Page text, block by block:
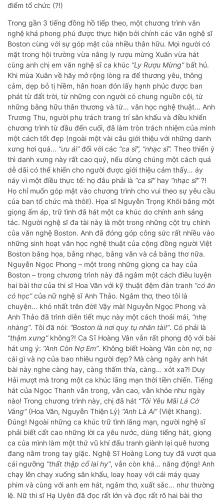
điểm tổ chức (?!)
Trong gần 3 tiếng đồng hồ tiếp theo, một chương trình văn
nghệ khá phong phú được thực hiện bởi chính các văn nghệ sĩ
Boston cùng với sự góp mặt của nhiều thân hữu. Mọi người có
mặt trong hội trường vừa nâng ly rượu mừng Xuân vừa hát
cùng anh chị em văn nghệ sĩ ca khúc “Ly Rượu Mừng”bất hủ.
Khi mùa Xuân về hãy mở rộng lòng ra để thương yêu, thông
cảm, dẹp bỏ tị hiềm, hân hoan đón lấy hạnh phúc được ban
phát từ đất trời, từ những con người có chung nguồn cội, từ
những bằng hữu thân thương và từ… văn học nghệ thuật… Anh
Trương Thu, người phụ trách trang trí sân khấu và điều khiển
chương trình từ đầu đến cuối, đã làm tròn trách nhiệm của mình
một cách tốt đẹp (ngoài một vài câu giới thiệu với những danh
xưng hơi quá… “ưu ái”đối với các “ca sĩ”, “nhạc sĩ”. Theo thiển ý
thì danh xưng này rất cao quý, nếu dùng chúng một cách quá
dễ dãi có thể khiến cho người được giới thiệu cảm thấy… áy
náy vì một điều thực tế: họ đâu phải là “ca sĩ”hay “nhạc sĩ”?!
Họ chỉ muốn góp mặt vào chương trình cho vui theo sự yêu cầu
của ban tổ chức mà thôi!). Họa sĩ Nguyễn Trọng Khôi bằng một
giọng ấm áp, trữ tình đã hát một ca khúc do chính anh sáng
tác. Người nghệ sĩ đa tài này là một trong những cột trụ chính
của văn nghệ Boston. Anh đã đóng góp công sức rất nhiều vào
những sinh hoạt văn học nghệ thuật của cộng đồng người Việt
Boston bằng họa, bằng nhạc, bằng văn và cả bằng thơ nữa.
Nguyễn Ngọc Phong – một trong những giọng ca hay của
Boston – trong chương trình này đã ngâm một cách điêu luyện
hai bài thơ của thi sĩ Hoa Văn với kỹ thuật đệm đàn tranh “có ăn
có học”của nữ nghệ sĩ Anh Thảo. Ngâm thơ, theo tôi là
chuyện… khó nhất trên đời! Vậy mà! Nguyễn Ngọc Phong và
Anh Thảo đã trình diễn tiết mục này một cách thoải mái, “nhẹ
nhàng”. Tôi đã nói: “Boston là nơi quy tụ nhân tài!”. Có phải là
“thậm xưng”không?! Ca Sĩ Hoàng Vân vẫn rất phong độ với bài
hát ưng ý: “Anh Còn Nợ Em”. Không biết Hoàng Vân còn nợ, nợ
cái gì và nợ của bao nhiêu người đẹp? Mà càng ngày anh hát
bài này nghe càng hay, càng thấm thía, càng… xót xa?! Duy
Hải mượt mà trong một ca khúc lãng mạn thời tiền chiến. Tiếng
hát của Ngọc Thanh vẫn trong, vẫn cao, vẫn khỏe như ngày
nào! Trong chương trình này, chị đã hát “Tôi Yêu Mãi Lá Cờ
Vàng”(Hoa Văn, Nguyễn Thiện Lý) “Anh Là Ai”(Việt Khang).
Đúng! Ngoài những ca khúc trữ tình lãng mạn, người nghệ sĩ
phải biết cất cao những lời ca yêu nước, dùng tiếng hát, giọng
ca của mình làm một thứ vũ khí đấu tranh giành lại quê hương
đang nằm trong tay giặc. Nghệ Sĩ Hoàng Long tuy đã vượt qua
cái ngưỡng “thất thập cổ lai hy”, vẫn còn khá… năng động! Anh
chạy lên chạy xuống sân khấu, loay hoay với cái máy quay
phim và cùng với anh em hát, ngâm thơ, xuất sắc… như thường
lệ. Nữ thi sĩ Hạ Uyên đã đọc rất lớn và đọc rất rõ hai bài thơ